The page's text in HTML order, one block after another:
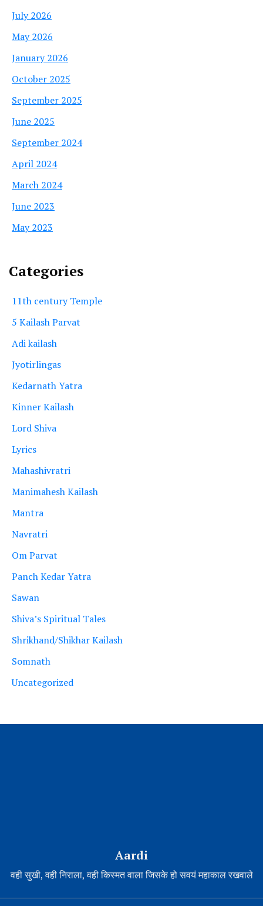
July 2026
May 2026
January 2026
October 2025
September 2025
June 2025
September 2024
April 2024
March 2024
June 2023
May 2023
Categories
11th century Temple
5 Kailash Parvat
Adi kailash
Jyotirlingas
Kedarnath Yatra
Kinner Kailash
Lord Shiva
Lyrics
Mahashivratri
Manimahesh Kailash
Mantra
Navratri
Om Parvat
Panch Kedar Yatra
Sawan
Shiva’s Spiritual Tales
Shrikhand/Shikhar Kailash
Somnath
Uncategorized
Aardi
वही सुखी, वही निराला, वही किस्मत वाला जिसके हो सवयं महाकाल रखवाले